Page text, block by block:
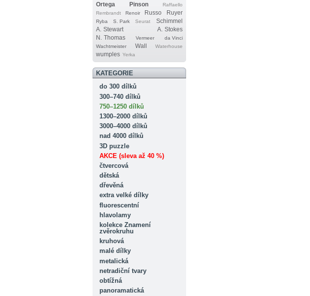
Ortega Pinson
Raffaello
Rembrandt
Renoir Russo Ruyer
Ryba S. Park Seurat
Schimmel
A. Stewart
A. Stokes
N. Thomas
Vermeer
da Vinci
Wachtmeister
Wall Waterhouse
wumples Yerka
KATEGORIE
do 300 dílků
300–740 dílků
750–1250 dílků
1300–2000 dílků
3000–4000 dílků
nad 4000 dílků
3D puzzle
AKCE (sleva až 40 %)
čtvercová
dětská
dřevěná
extra velké dílky
fluorescentní
hlavolamy
kolekce Znamení
zvěrokruhu
kruhová
malé dílky
metalická
netradiční tvary
obtížná
panoramatická